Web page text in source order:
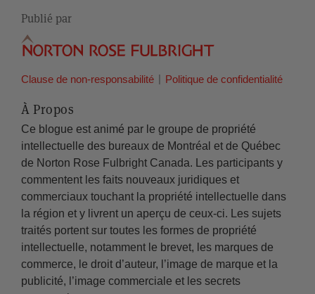
Publié par
Clause de non-responsabilité Politique de confidentialité
À Propos
Ce blogue est animé par le groupe de propriété
intellectuelle des bureaux de Montréal et de Québec
de Norton Rose Fulbright Canada. Les participants y
commentent les faits nouveaux juridiques et
commerciaux touchant la propriété intellectuelle dans
la région et y livrent un aperçu de ceux-ci. Les sujets
traités portent sur toutes les formes de propriété
intellectuelle, notamment le brevet, les marques de
commerce, le droit d’auteur, l’image de marque et la
publicité, l’image commerciale et les secrets